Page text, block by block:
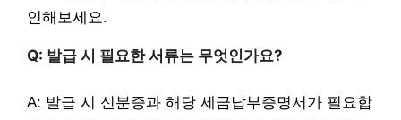
인해보세요.
Q: 발급 시 필요한 서류는 무엇인가요?
A: 발급 시 신분증과 해당 세금납부증명서가 필요합